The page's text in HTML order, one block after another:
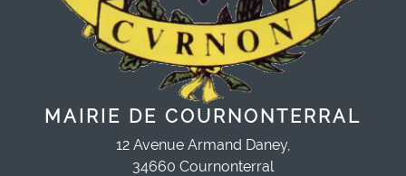
MAIRIE DE COURNONTERRAL
12 Avenue Armand Daney,
34660 Cournonterral